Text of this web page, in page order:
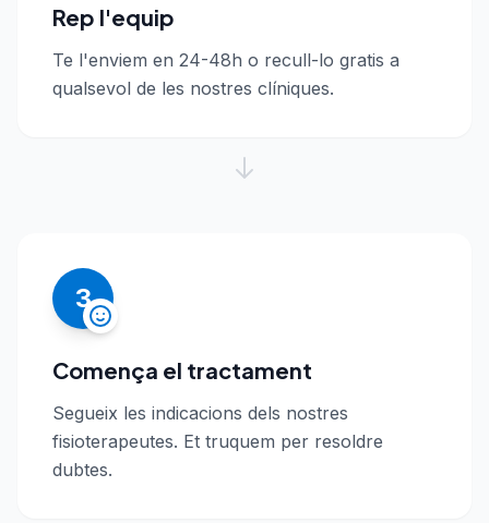
Rep l'equip
Te l'enviem en 24-48h o recull-lo gratis a
qualsevol de les nostres clíniques.
3
Comença el tractament
Segueix les indicacions dels nostres
fisioterapeutes. Et truquem per resoldre
dubtes.